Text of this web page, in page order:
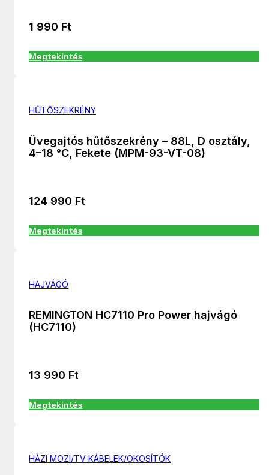
1 990 Ft
Megtekintés
HŰTŐSZEKRÉNY
Üvegajtós hűtőszekrény – 88L, D osztály,
4–18 °C, Fekete (MPM-93-VT-08)
124 990 Ft
Megtekintés
HAJVÁGÓ
REMINGTON HC7110 Pro Power hajvágó
(HC7110)
13 990 Ft
Megtekintés
HÁZI MOZI/TV KÁBELEK/OKOSÍTÓK